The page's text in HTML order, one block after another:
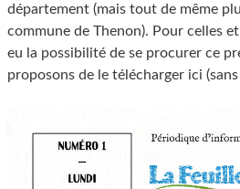
département (mais tout de même
commune de Thenon). Pour celles
eu la possibilité de se procurer ce
proposons de le télécharger ici